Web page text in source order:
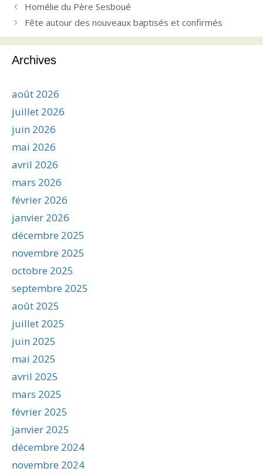
Homélie du Père Sesboué
Fête autour des nouveaux baptisés et confirmés
Archives
août 2026
juillet 2026
juin 2026
mai 2026
avril 2026
mars 2026
février 2026
janvier 2026
décembre 2025
novembre 2025
octobre 2025
septembre 2025
août 2025
juillet 2025
juin 2025
mai 2025
avril 2025
mars 2025
février 2025
janvier 2025
décembre 2024
novembre 2024